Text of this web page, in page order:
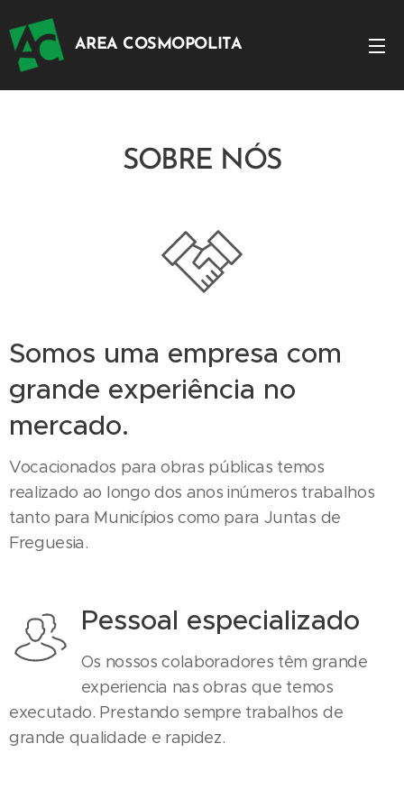
AREA COSMOPOLITA
SOBRE NÓS
Somos uma empresa com
grande experiência no
mercado.
Vocacionados para obras públicas temos
realizado ao longo dos anos inúmeros trabalhos
tanto para Municípios como para Juntas de
Freguesia.
Pessoal especializado
Os nossos colaboradores têm grande
experiencia nas obras que temos
executado. Prestando sempre trabalhos de
grande qualidade e rapidez.